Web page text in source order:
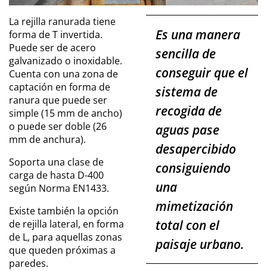
Es una manera
sencilla de
conseguir que el
sistema de
recogida de
aguas pase
desapercibido
consiguiendo
una
mimetización
total con el
paisaje urbano.
La rejilla ranurada tiene
forma de T invertida.
Puede ser de acero
galvanizado o inoxidable.
Cuenta con una zona de
captación en forma de
ranura que puede ser
simple (15 mm de ancho)
o puede ser doble (26
mm de anchura).
Soporta una clase de
carga de hasta D-400
según Norma EN1433.
Existe también la opción
de rejilla lateral, en forma
de L, para aquellas zonas
que queden próximas a
paredes.